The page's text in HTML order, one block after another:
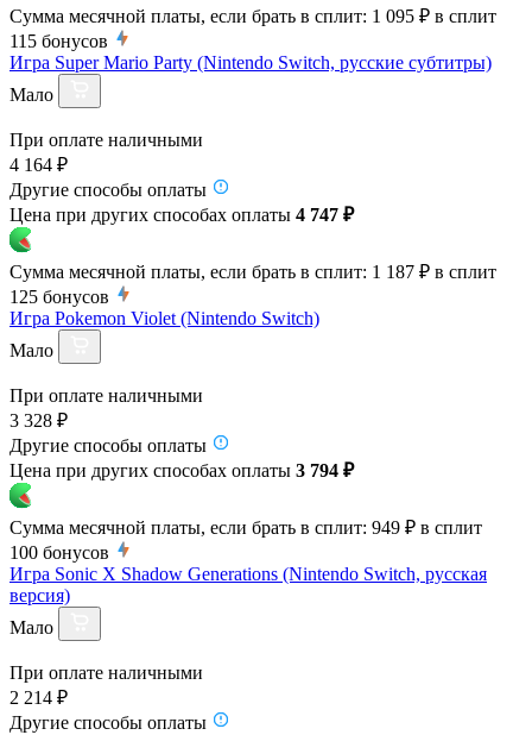
Сумма месячной платы, если брать в сплит: 1 095 ₽ в сплит
115 бонусов
Игра Super Mario Party (Nintendo Switch, русские субтитры)
Мало
При оплате наличными
4 164 ₽
Другие способы оплаты
Цена при других способах оплаты 4 747 ₽
Сумма месячной платы, если брать в сплит: 1 187 ₽ в сплит
125 бонусов
Игра Pokemon Violet (Nintendo Switch)
Мало
При оплате наличными
3 328 ₽
Другие способы оплаты
Цена при других способах оплаты 3 794 ₽
Сумма месячной платы, если брать в сплит: 949 ₽ в сплит
100 бонусов
Игра Sonic X Shadow Generations (Nintendo Switch, русская
версия)
Мало
При оплате наличными
2 214 ₽
Другие способы оплаты